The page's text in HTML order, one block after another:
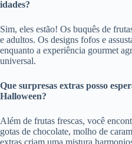
idades?
Sim, eles estão! Os buquês de
e adultos. Os designs fofos e
enquanto a experiência gourmet
universal.
Que surpresas extras posso
Halloween?
Além de frutas frescas, você
gotas de chocolate, molho de